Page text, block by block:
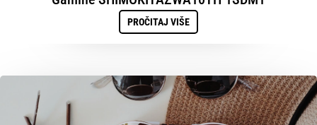
PROČITAJ VIŠE